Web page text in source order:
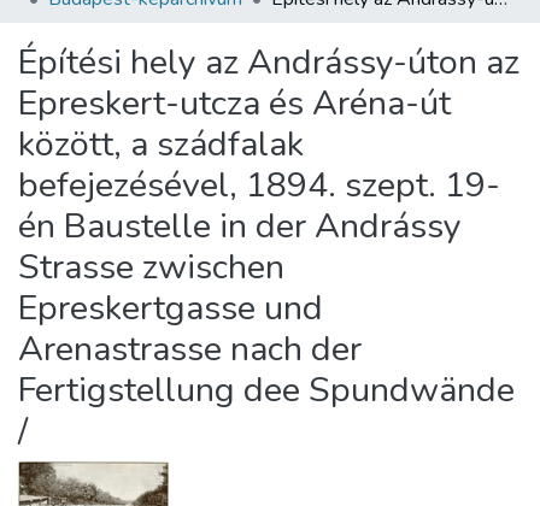
Statistics
About us
Építési hely az Andrássy-úton az
Epreskert-utcza és Aréna-út
között, a szádfalak
befejezésével, 1894. szept. 19-
én Baustelle in der Andrássy
Strasse zwischen
Epreskertgasse und
Arenastrasse nach der
Fertigstellung dee Spundwände
/